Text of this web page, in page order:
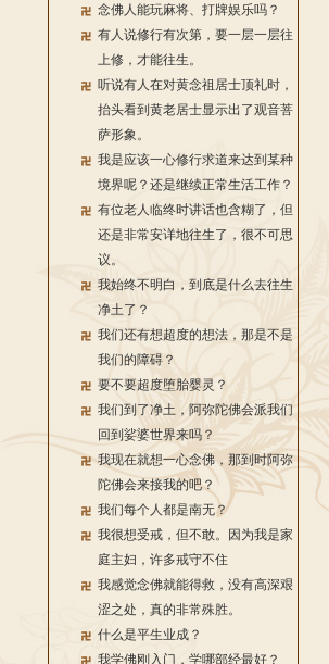
念佛人能玩麻将、打牌娱乐吗？
有人说修行有次第，要一层一层往
上修，才能往生。
听说有人在对黄念祖居士顶礼时，
抬头看到黄老居士显示出了观音菩
萨形象。
我是应该一心修行求道来达到某种
境界呢？还是继续正常生活工作？
有位老人临终时讲话也含糊了，但
还是非常安详地往生了，很不可思
议。
我始终不明白，到底是什么去往生
净土了？
我们还有想超度的想法，那是不是
我们的障碍？
要不要超度堕胎婴灵？
我们到了净土，阿弥陀佛会派我们
回到娑婆世界来吗？
我现在就想一心念佛，那到时阿弥
陀佛会来接我的吧？
我们每个人都是南无？
我很想受戒，但不敢。因为我是家
庭主妇，许多戒守不住
我感觉念佛就能得救，没有高深艰
涩之处，真的非常殊胜。
什么是平生业成？
我学佛刚入门，学哪部经最好？